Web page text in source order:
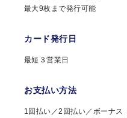
最大9枚まで発行可能
カード発行日
最短３営業日
お支払い方法
1回払い／2回払い／ボーナス